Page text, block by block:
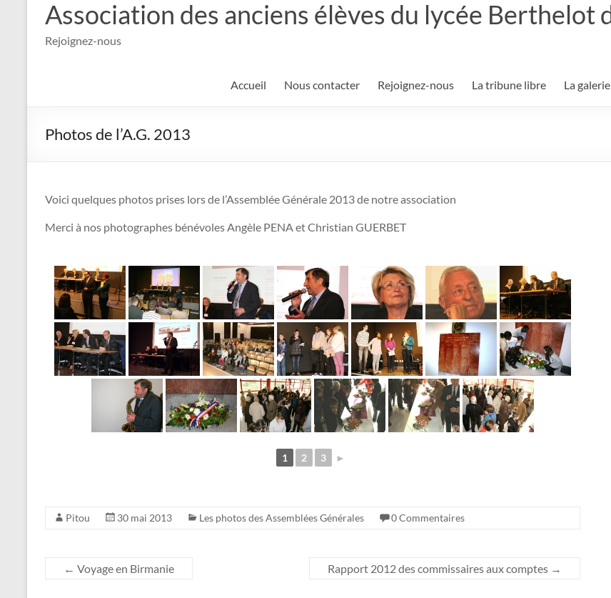
Association des anciens élèves du lycée Berthelot
Rejoignez-nous
Accueil Nous contacter Rejoignez-nous La tribune libre La
Photos de l’A.G. 2013
Voici quelques photos prises lors de l’Assemblée Générale 2013 de notre association
Merci à nos photographes bénévoles Angèle PENA et Christian GUERBET
1 2 3 ►
Pitou 30 mai 2013 Les photos des Assemblées Générales 0 Commentaires
← Voyage en Birmanie Rapport 2012 des commissaires aux comptes →